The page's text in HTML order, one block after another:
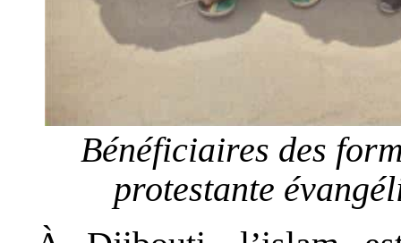
Bénéficiaires des
protestante